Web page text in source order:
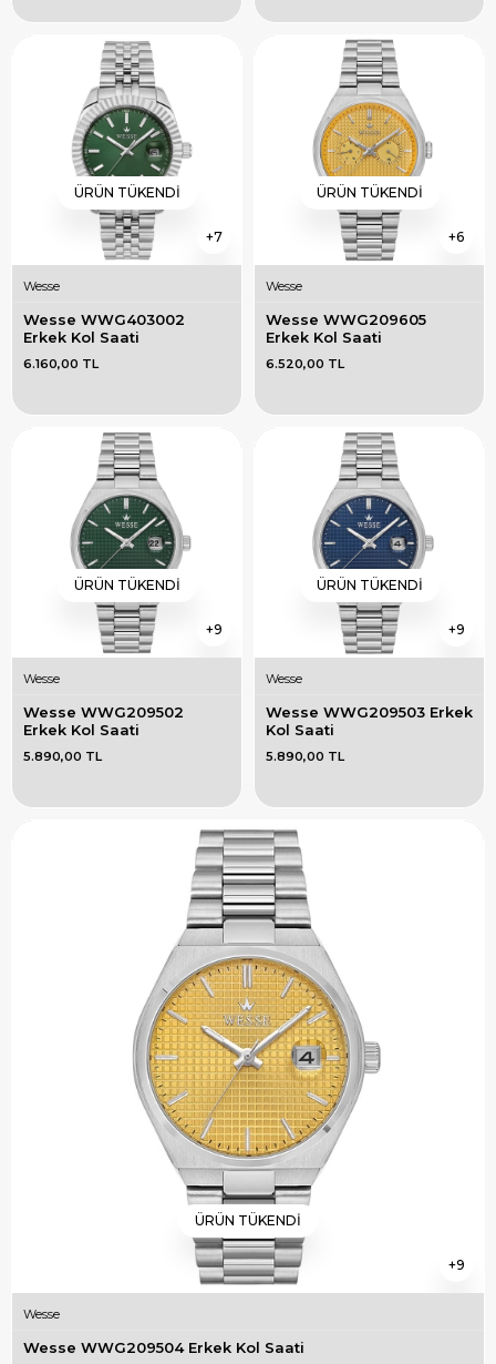
7
ÜRÜN TÜKENDI
Wesse
Wesse WWG403002
Erkek Kol Saati
6.160,00 TL
6
ÜRÜN TÜKENDI
Wesse
Wesse WWG209605
Erkek Kol Saati
6.520,00 TL
9
ÜRÜN TÜKENDI
Wesse
Wesse WWG209502
Erkek Kol Saati
5.890,00 TL
9
ÜRÜN TÜKENDI
Wesse
Wesse WWG209503 Erkek
Kol Saati
5.890,00 TL
9
ÜRÜN TÜKENDI
Wesse
Wesse WWG209504 Erkek Kol Saati